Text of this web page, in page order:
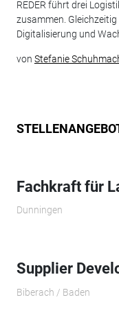
REDER führt drei
zusammen. Gleichzeitig
Digitalisierung und
von Stefanie
Fachkraft für
Dunningen
Supplier
Biberach / Baden